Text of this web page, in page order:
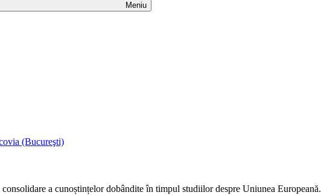
Meniu
(Bucureşti)
a cunoștințelor dobândite în timpul studiilor despre Uniunea Europeană.